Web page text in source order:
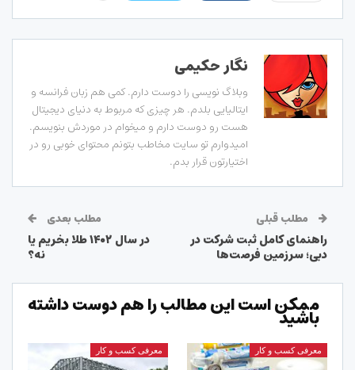
نگار حکیمی
وبلاگ نویسی را دوست دارم. کمی هم زبان فرانسه و
ایتالیایی بلدم. هر چیزی که مربوط به دنیای دیجیتال
هست رو دوست دارم و میخوام در موردش بنویسم.
امیدوارم تو سایت مخاطب بتونم محتوای خوبی رو در
اختیارتون قرار بدم.
مطلب قبلی
راهنمای کامل ثبت شرکت در
دبی؛ سرزمین فرصت‌ها
مطلب بعدی
در سال ۱۴۰۲ طلا بخریم یا
نه؟
ممکن است این مطالب را هم دوست داشته
باشید
معرفی کسب و کار معرفی کسب و کار